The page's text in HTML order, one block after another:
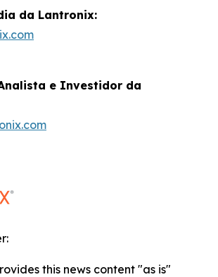
da Lantronix:
e Investidor da
this news content "as is"